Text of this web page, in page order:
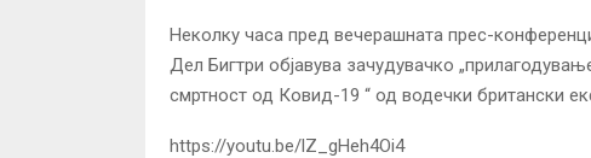
Неколку часа пред вечерашната прес-
Дел Бигтри објавува зачудувачко
смртност од Ковид-19 “ од водечки британски
https://youtu.be/lZ_gHeh4Oi4